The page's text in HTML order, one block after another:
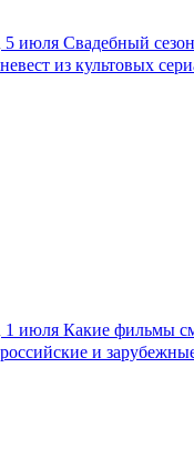
5 июля Свадебный
невест из культовых
1 июля Какие фильмы
российские и